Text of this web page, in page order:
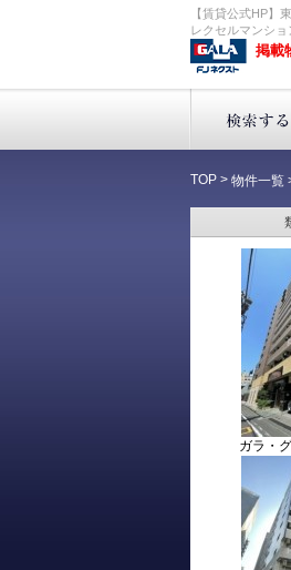
【賃貸公式HP】
レクセルマンシ
掲載
TOP > 物件一覧
ガラ・